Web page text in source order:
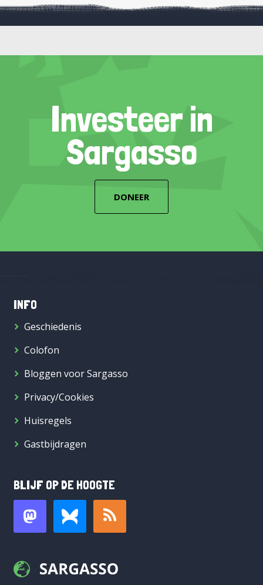
Investeer in
Sargasso
DONEER
INFO
Geschiedenis
Colofon
Bloggen voor Sargasso
Privacy/Cookies
Huisregels
Gastbijdragen
BLIJF OP DE HOOGTE